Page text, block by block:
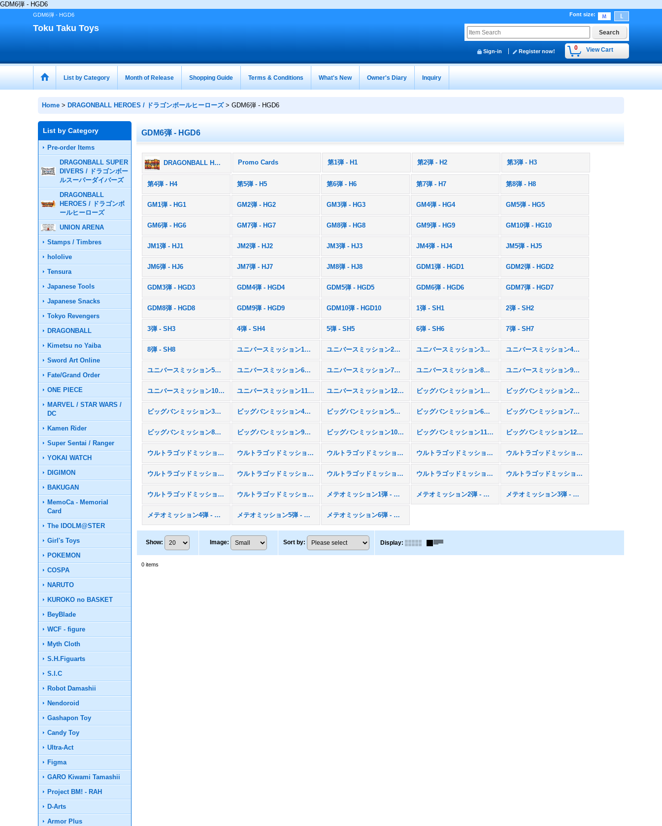
GDM6弾 - HGD6
GDM6弾 - HGD6 Font size:
Toku Taku Toys
0 View Cart
Sign-in Register now!
List by Category Month of Release Shopping Guide Terms & Conditions What's New Owner's Diary Inquiry
Home > DRAGONBALL HEROES / ドラゴンボールヒーローズ > GDM6弾 - HGD6
List by Category
Pre-order Items
DRAGONBALL SUPER
DIVERS / ドラゴンボー
ルスーパーダイバーズ
DRAGONBALL
HEROES / ドラゴンボ
ールヒーローズ
UNION ARENA
Stamps / Timbres
hololive
Tensura
Japanese Tools
Japanese Snacks
Tokyo Revengers
DRAGONBALL
Kimetsu no Yaiba
Sword Art Online
Fate/Grand Order
ONE PIECE
MARVEL / STAR WARS /
DC
Kamen Rider
Super Sentai / Ranger
YOKAI WATCH
DIGIMON
BAKUGAN
MemoCa - Memorial
Card
The IDOLM@STER
Girl's Toys
POKEMON
COSPA
NARUTO
KUROKO no BASKET
BeyBlade
WCF - figure
Myth Cloth
S.H.Figuarts
S.I.C
Robot Damashii
Nendoroid
Gashapon Toy
Candy Toy
Ultra-Act
Figma
GARO Kiwami Tamashii
Project BM! - RAH
D-Arts
Armor Plus
GDM6弾 - HGD6
DRAGONBALL HEROES / ドラゴンボールヒーローズ (All Products) Promo Cards 第1弾 - H1 第2弾 - H2 第3弾 - H3
第4弾 - H4 第5弾 - H5 第6弾 - H6 第7弾 - H7 第8弾 - H8
GM1弾 - HG1 GM2弾 - HG2 GM3弾 - HG3 GM4弾 - HG4 GM5弾 - HG5
GM6弾 - HG6 GM7弾 - HG7 GM8弾 - HG8 GM9弾 - HG9 GM10弾 - HG10
JM1弾 - HJ1 JM2弾 - HJ2 JM3弾 - HJ3 JM4弾 - HJ4 JM5弾 - HJ5
JM6弾 - HJ6 JM7弾 - HJ7 JM8弾 - HJ8 GDM1弾 - HGD1 GDM2弾 - HGD2
GDM3弾 - HGD3 GDM4弾 - HGD4 GDM5弾 - HGD5 GDM6弾 - HGD6 GDM7弾 - HGD7
GDM8弾 - HGD8 GDM9弾 - HGD9 GDM10弾 - HGD10 1弾 - SH1 2弾 - SH2
3弾 - SH3 4弾 - SH4 5弾 - SH5 6弾 - SH6 7弾 - SH7
8弾 - SH8 ユニバースミッション1弾 - UM1 ユニバースミッション2弾 - UM2 ユニバースミッション3弾 - UM3 ユニバースミッション4弾 - UM4
ユニバースミッション5弾 - UM5 ユニバースミッション6弾 - UM6 ユニバースミッション7弾 - UM7 ユニバースミッション8弾 - UM8 ユニバースミッション9弾 - UM9
ユニバースミッション10弾 - UM10 ユニバースミッション11弾 - UM11 ユニバースミッション12弾 - UM12 ビッグバンミッション1弾 - BM1 ビッグバンミッション2弾 - BM2
ビッグバンミッション3弾 - BM3 ビッグバンミッション4弾 - BM4 ビッグバンミッション5弾 - BM5 ビッグバンミッション6弾 - BM6 ビッグバンミッション7弾 - BM7
ビッグバンミッション8弾 - BM8 ビッグバンミッション9弾 - BM9 ビッグバンミッション10弾 - BM10 ビッグバンミッション11弾 - BM11 ビッグバンミッション12弾 - BM12
ウルトラゴッドミッション1弾 - UGM1 ウルトラゴッドミッション2弾 - UGM2 ウルトラゴッドミッション3弾 - UGM3 ウルトラゴッドミッション4弾 - UGM4 ウルトラゴッドミッション5弾 - UGM5
ウルトラゴッドミッション6弾 - UGM6 ウルトラゴッドミッション7弾 - UGM7 ウルトラゴッドミッション8弾 - UGM8 ウルトラゴッドミッション9弾 - UGM9 ウルトラゴッドミッション10弾 - UGM10
ウルトラゴッドミッション11弾 - UGM11 ウルトラゴッドミッション12弾 - UGM12 メテオミッション1弾 - MM1 メテオミッション2弾 - MM2 メテオミッション3弾 - MM3
メテオミッション4弾 - MM4 メテオミッション5弾 - MM5 メテオミッション6弾 - MM6
Show: Image: Sort by: Display:
0 items